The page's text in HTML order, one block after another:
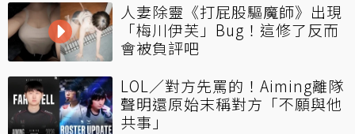
人妻除靈《打屁股驅魔師》出現
「梅川伊芙」Bug！這修了反而
會被負評吧
LOL／對方先罵的！Aiming離隊
聲明還原始末稱對方「不願與他
共事」